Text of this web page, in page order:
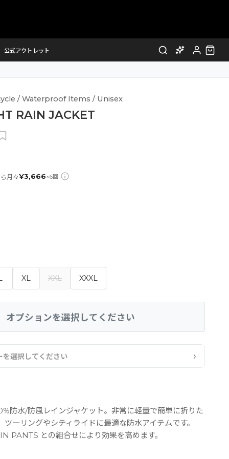
公式アウトレット
/ Waterproof Items / Unisex
RAIN JACKET
月々¥3,666×6回
XL XXL XXXL
オプションを選択してください
を選択してください ›
防水/防風レインジャケット。非常に軽量で簡単に折りた
ツーリングやシティライドに最適な防水アイテムです。
PANTS との組合せにより効果を高めます。